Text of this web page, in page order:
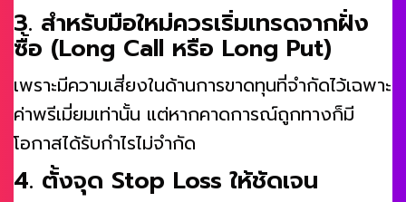
3. สำหรับมือใหม่ควรเริ่มเทรดจากฝั่ง
ซื้อ (Long Call หรือ Long Put)
เพราะมีความเสี่ยงในด้านการขาดทุนที่จำกัดไว้เฉพาะ
ค่าพรีเมี่ยมเท่านั้น แต่หากคาดการณ์ถูกทางก็มี
โอกาสได้รับกำไรไม่จำกัด
4. ตั้งจุด Stop Loss ให้ชัดเจน